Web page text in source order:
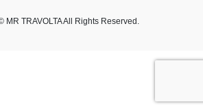
MR TRAVOLTA All Rights Reserved.